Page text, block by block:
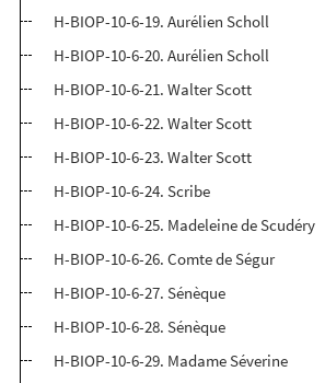
H-BIOP-10-6-19. Aurélien Scholl
H-BIOP-10-6-20. Aurélien Scholl
H-BIOP-10-6-21. Walter Scott
H-BIOP-10-6-22. Walter Scott
H-BIOP-10-6-23. Walter Scott
H-BIOP-10-6-24. Scribe
H-BIOP-10-6-25. Madeleine de Scudéry
H-BIOP-10-6-26. Comte de Ségur
H-BIOP-10-6-27. Sénèque
H-BIOP-10-6-28. Sénèque
H-BIOP-10-6-29. Madame Séverine